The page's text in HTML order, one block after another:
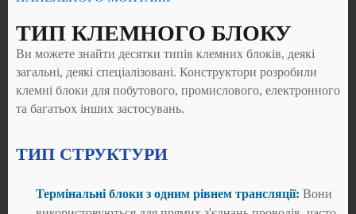
ТИП КЛЕМНОГО БЛОКУ
Ви можете знайти десятки типів клемних блоків, деякі
загальні, деякі спеціалізовані. Конструктори розробили
клемні блоки для побутового, промислового, електронного
та багатьох інших застосувань.
ТИП СТРУКТУРИ
Термінальні блоки з одним рівнем трансляції: Вони